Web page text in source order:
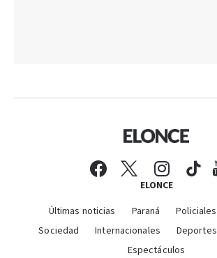
ELONCE
Últimas noticias Paraná Policiales
Sociedad
Internacionales Deportes
Espectáculos